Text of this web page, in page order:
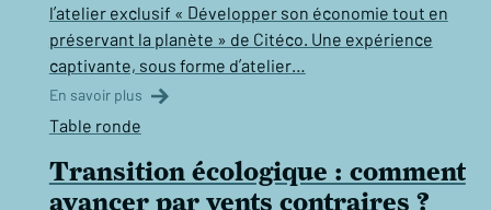
l’atelier exclusif « Développer son économie tout en
préservant la planète » de Citéco. Une expérience
captivante, sous forme d’atelier…
En savoir plus
Table ronde
Transition écologique : comment
avancer par vents contraires ?